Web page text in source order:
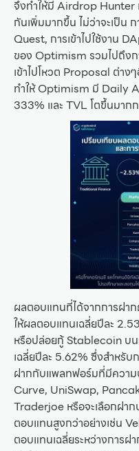
จึงทำให้มี Airdrop Hunter
กันเพิ่มมากขึ้น ไม่ว่าจะเป็น
Quest, การเข้าไปใช้งาน
ของ Optimism รวมไปถึง
เข้าไปโหวต Proposal ต่า
ทำให้ Optimism มี Daily
333% และ TVL โตขึ้นมาก
ผลตอบแทนที่ได้จากการฝา
ให้ผลตอบแทนเฉลี่ยปีละ
หรือปล่อยกู้ Stablecoin บ
เฉลี่ยปีละ 5.62% ซึ่งสำหรั
ฝากกับแพลทฟอร์มที่มีความ
Curve, UniSwap,
Traderjoe หรือจะเลือกฝา
ตอบแทนสูงกว่าอย่างเช่น
ตอบแทนเฉลี่ยระหว่างการ